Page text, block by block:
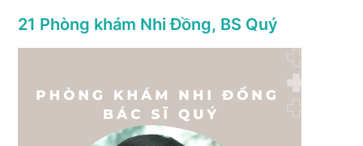
21 Phòng khám Nhi Đồng, BS Quý